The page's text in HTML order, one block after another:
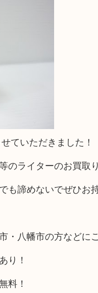
ていただきました！
のライターのお買取
も諦めないでぜひお
・八幡市の方などに
り！
料！